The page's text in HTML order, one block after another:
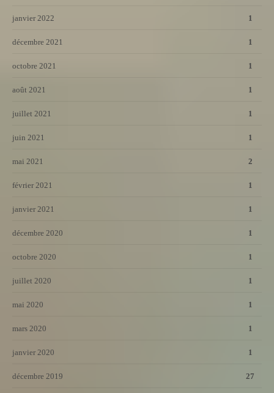
janvier 2022 1
décembre 2021 1
octobre 2021 1
août 2021 1
juillet 2021 1
juin 2021 1
mai 2021 2
février 2021 1
janvier 2021 1
décembre 2020 1
octobre 2020 1
juillet 2020 1
mai 2020 1
mars 2020 1
janvier 2020 1
décembre 2019 27